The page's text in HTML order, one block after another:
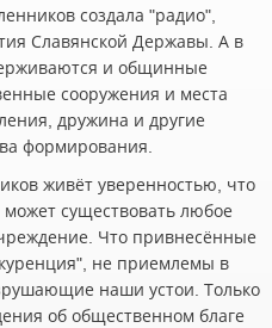
создала "радио",
Славянской Державы. А в
и общинные
сооружения и места
дружина и другие
формирования.
живёт уверенностью, что
существовать любое
Что привнесённые
не приемлемы в
наши устои. Только
об общественном благе